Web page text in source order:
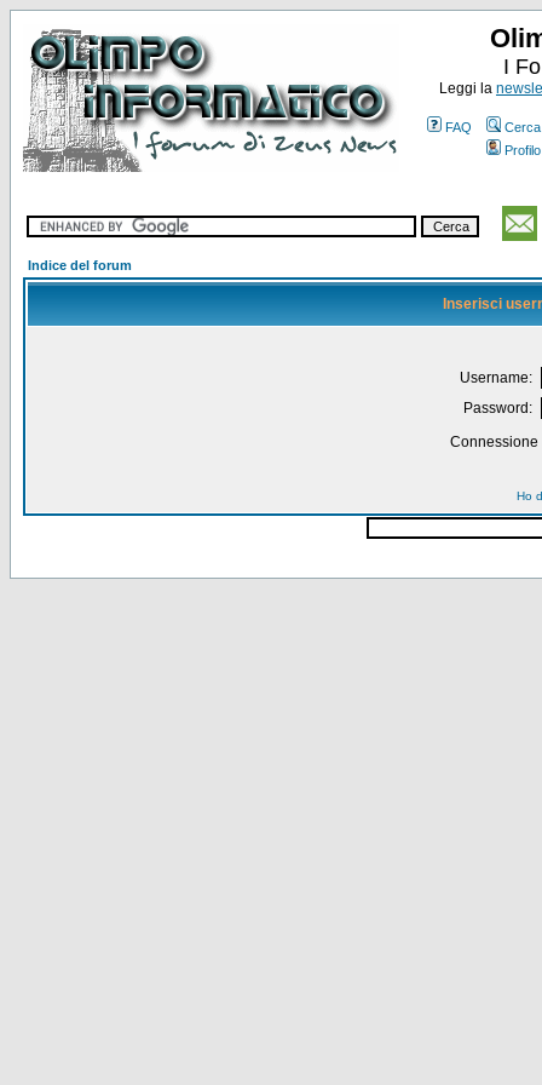
I
Leggi la
FAQ
Cerca
Profilo
Indice del forum
Inserisci
Username:
Password:
Ho